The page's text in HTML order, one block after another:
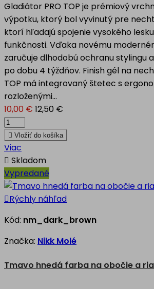
Gladiátor PRO TOP je prémiový
výpotku, ktorý bol vyvinutý pre
ktorí hľadajú spojenie vysokého
funkčnosti. Vďaka novému
zaručuje dlhodobú ochranu stylingu
po dobu 4 týždňov. Finish gél na
TOP má integrovaný štetec s
rozloženými...
10,00 € 12,50 €
 Vložiť do košíka
Viac
 Skladom
Vypredané
Rýchly náhľad
Kód: nm_dark_brown
Značka: Nikk Molé
Tmavo hnedá farba na obočie a